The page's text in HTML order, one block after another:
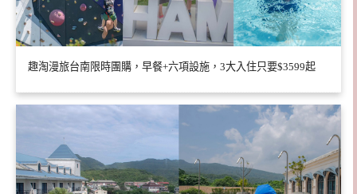
趣淘漫旅台南限時團購，早餐+六項設施，3大入住只要$3599起